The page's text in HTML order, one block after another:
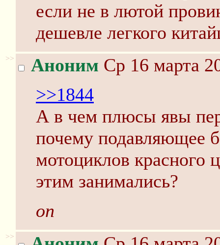
если не в лютой
дешевле легкого
>> Аноним Ср 16 марта
>>1844
А в чем плюсы явы
почему подавляющее
мотоциклов красного
этим занимались?
оп
>>